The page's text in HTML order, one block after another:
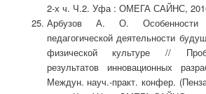
2-х ч. Ч.2. Уфа : ОМЕГА САЙНС,
Арбузов А. О. Особенности
педагогической деятельности
физической культуре //
результатов инновационных
Междун. науч.-практ. конфер.